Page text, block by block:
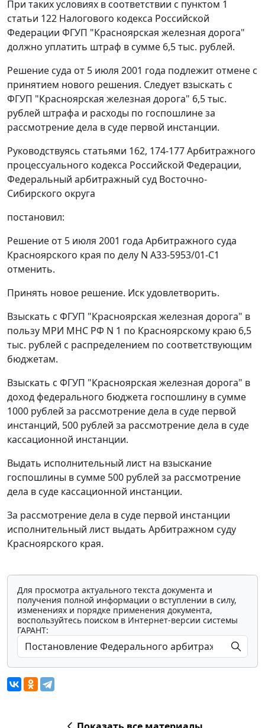
При таких условиях в соответствии с пунктом 1
статьи 122 Налогового кодекса Российской
Федерации ФГУП "Красноярская железная дорога"
должно уплатить штраф в сумме 6,5 тыс. рублей.
Решение суда от 5 июля 2001 года подлежит отмене с
принятием нового решения. Следует взыскать с
ФГУП "Красноярская железная дорога" 6,5 тыс.
рублей штрафа и расходы по госпошлине за
рассмотрение дела в суде первой инстанции.
Руководствуясь статьями 162, 174-177Арбитражного
процессуального кодекса Российской Федерации,
Федеральный арбитражный суд Восточно-
Сибирского округа
постановил:
Решение от 5 июля 2001 года Арбитражного суда
Красноярского края по делу N А33-5953/01-С1
отменить.
Принять новое решение. Иск удовлетворить.
Взыскать с ФГУП "Красноярская железная дорога" в
пользу МРИ МНС РФ N 1 по Красноярскому краю 6,5
тыс. рублей с распределением по соответствующим
бюджетам.
Взыскать с ФГУП "Красноярская железная дорога" в
доход федерального бюджета госпошлину в сумме
1000 рублей за рассмотрение дела в суде первой
инстанций, 500 рублей за рассмотрение дела в суде
кассационной инстанции.
Выдать исполнительный лист на взыскание
госпошлины в сумме 500 рублей за рассмотрение
дела в суде кассационной инстанции.
За рассмотрение дела в суде первой инстанции
исполнительный лист выдать Арбитражном суду
Красноярского края.
Для просмотра актуального текста документа и
получения полной информации о вступлении в силу,
изменениях и порядке применения документа,
воспользуйтесь поиском в Интернет-версии системы
ГАРАНТ: